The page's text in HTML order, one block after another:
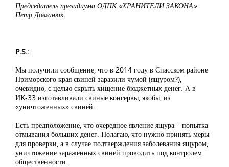
Председатель президиума ОДПК «ХРАНИТЕЛИ ЗАКОНА»
Петр Довганюк.
P.S.:
Мы получили сообщение, что в 2014 году в Спасском районе
Приморского края свиней заразили чумой (ящуром?),
очевидно, с целью скрыть хищение бюджетных денег. А в
ИК-33 изготавливали свиные консервы, якобы, из
«уничтоженных» свиней.
Есть предположение, что очередное явление ящура – попытка
отмывания больших денег. Полагаю, что нужно принять меры
для проверки, а в случае подтверждения заболевания ящуром,
уничтожение заражённых свиней проводить под контролем
общественности.